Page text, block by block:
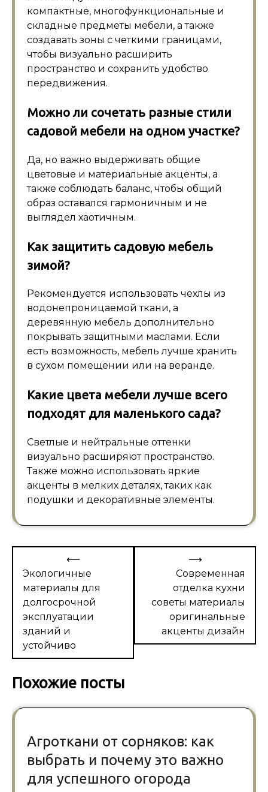
компактные, многофункциональные и
складные предметы мебели, а также
создавать зоны с четкими границами,
чтобы визуально расширить
пространство и сохранить удобство
передвижения.
Можно ли сочетать разные стили
садовой мебели на одном участке?
Да, но важно выдерживать общие
цветовые и материальные акценты, а
также соблюдать баланс, чтобы общий
образ оставался гармоничным и не
выглядел хаотичным.
Как защитить садовую мебель
зимой?
Рекомендуется использовать чехлы из
водонепроницаемой ткани, а
деревянную мебель дополнительно
покрывать защитными маслами. Если
есть возможность, мебель лучше хранить
в сухом помещении или на веранде.
Какие цвета мебели лучше всего
подходят для маленького сада?
Светлые и нейтральные оттенки
визуально расширяют пространство.
Также можно использовать яркие
акценты в мелких деталях, таких как
подушки и декоративные элементы.
Навигация
по
записям
⟵
Экологичные
материалы для
долгосрочной
эксплуатации
зданий и
устойчиво
Современная
отделка кухни
советы материалы
оригинальные
акценты дизайн
⟶
Похожие посты
Агроткани от сорняков: как
выбрать и почему это важно
для успешного огорода